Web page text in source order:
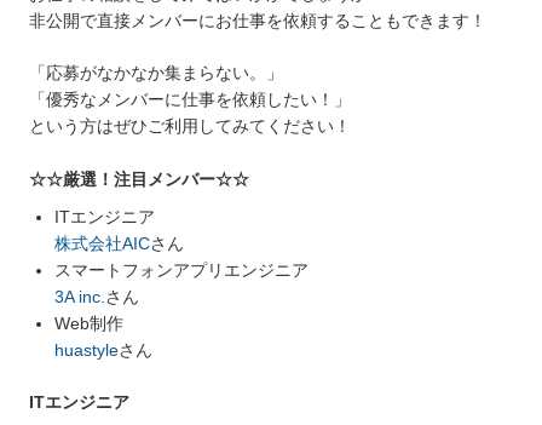
非公開で直接メンバーにお仕事を依頼することもできます！
「応募がなかなか集まらない。」
「優秀なメンバーに仕事を依頼したい！」
という方はぜひご利用してみてください！
☆☆厳選！注目メンバー☆☆
ITエンジニア
株式会社AICさん
スマートフォンアプリエンジニア
3A inc. さん
Web制作
huastyleさん
ITエンジニア